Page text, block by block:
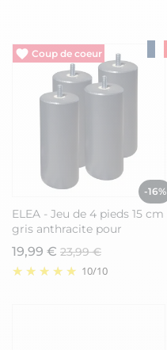
Vide entrepôt
-16%
ELEA - Jeu de 4 pieds 15 cm
gris anthracite pour
sommier tapissier
19,99 € 23,99 €
10/10